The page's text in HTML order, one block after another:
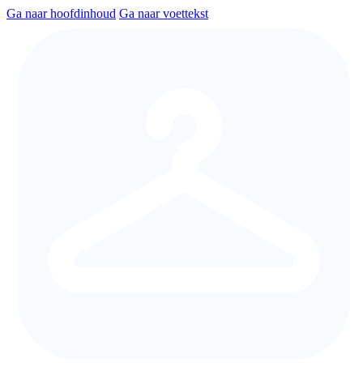
Ga naar hoofdinhoud Ga naar voettekst